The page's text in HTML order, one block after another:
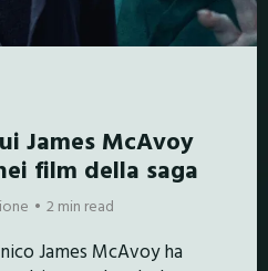
James McAvoy
film della saga
2 min read
James McAvoy ha